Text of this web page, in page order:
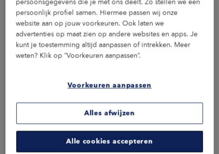
NIEUWS 03 AUGUSTUS 2026
Waarom kiezen voor een
arbeidsongeschiktheidsverzekering?
persoonsgegevens die je met ons deelt. Zo stellen we een
persoonlijk profiel samen. Hiermee passen wij onze
website aan op jouw voorkeuren. Ook laten we
advertenties op maat zien op andere websites en apps. Je
kunt je toestemming altijd aanpassen of intrekken. Meer
weten? Klik op “Voorkeuren aanpassen”.
Voorkeuren aanpassen
Alles afwijzen
Alle cookies accepteren